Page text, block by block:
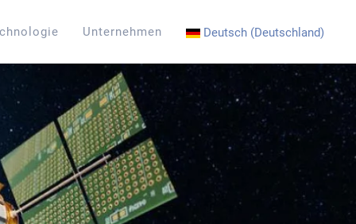
Unternehmen Deutsch (Deutschland)